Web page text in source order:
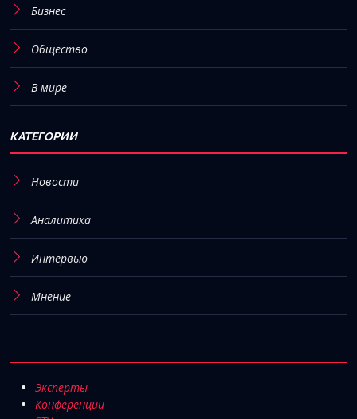
Бизнес
Общество
В мире
КАТЕГОРИИ
Новости
Аналитика
Интервью
Мнение
Эксперты
Конференции